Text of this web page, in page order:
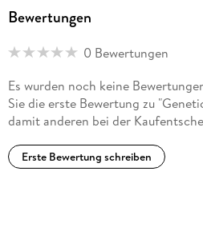
Bewertungen
0 Bewertungen
Es wurden noch keine
Sie die erste Bewertung zu
damit anderen bei der
Erste Bewertung schreiben